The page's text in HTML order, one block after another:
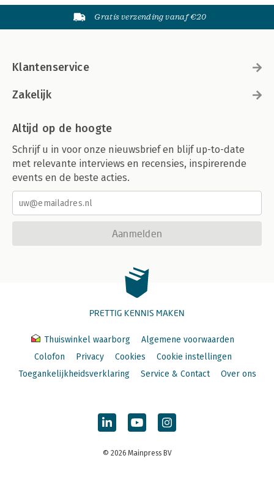
Gratis verzending vanaf €20
Klantenservice
Zakelijk
Altijd op de hoogte
Schrijf u in voor onze nieuwsbrief en blijf up-to-date
met relevante interviews en recensies, inspirerende
events en de beste acties.
Aanmelden
PRETTIG KENNIS MAKEN
Thuiswinkel waarborg
Algemene voorwaarden
Colofon
Privacy Cookies
Cookie instellingen
Toegankelijkheidsverklaring
Service & Contact Over ons
© 2026 Mainpress BV